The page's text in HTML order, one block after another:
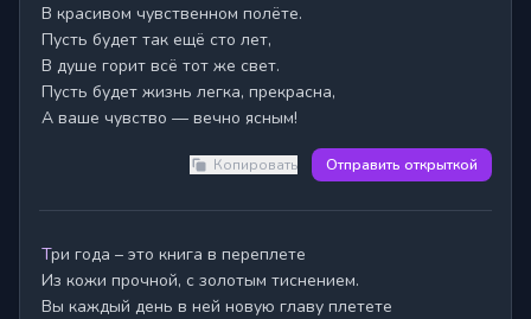
В красивом чувственном полёте.
Пусть будет так ещё сто лет,
В душе горит всё тот же свет.
Пусть будет жизнь легка, прекрасна,
А ваше чувство — вечно ясным!
Копировать Отправить открыткой
Три года – это книга в переплете
Из кожи прочной, с золотым тиснением.
Вы каждый день в ней новую главу плетете